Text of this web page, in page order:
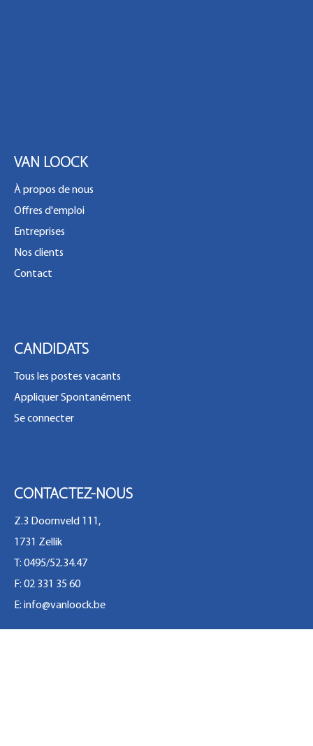
VAN LOOCK
À propos de nous
Offres d'emploi
Entreprises
Nos clients
Contact
CANDIDATS
Tous les postes vacants
Appliquer Spontanément
Se connecter
CONTACTEZ-NOUS
Z.3 Doornveld 111,
1731 Zellik
T: 0495/52.34.47
F: 02 331 35 60
E: info@vanloock.be